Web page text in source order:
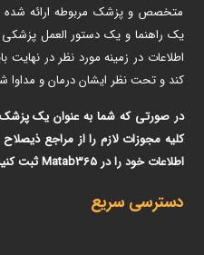
متخصص و پزشک مربوطه ارائه شده
یک راهنما و یک دستور العمل
اطلاعات در زمینه مورد نظر در
کند و تحت نظر ایشان درمان و مداوا
در صورتی که شما به عنوان یک
کلیه مجوزات لازم را از مراجع
اطلاعات خود را در Matab365 ثبت کنید.
دسترسی سریع